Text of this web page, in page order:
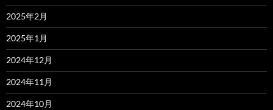
2025年2月
2025年1月
2024年12月
2024年11月
2024年10月